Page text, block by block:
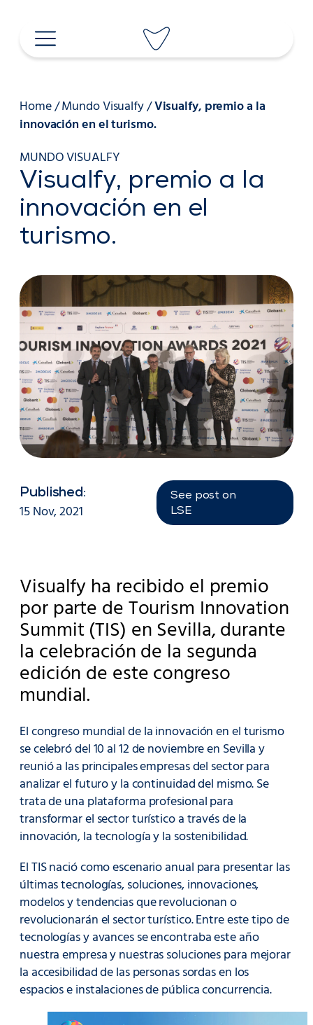
contenido
Home/Mundo Visualfy/Visualfy, premio a la
innovación en el turismo.
MUNDO VISUALFY
Visualfy, premio a la
innovación en el
turismo.
Published:
15 Nov, 2021
See post on
LSE
Visualfy ha recibido el premio
por parte de Tourism Innovation
Summit (TIS) en Sevilla, durante
la celebración de la segunda
edición de este congreso
mundial.
El congreso mundial de la innovación en el turismo
se celebró del 10 al 12 de noviembre en Sevilla y
reunió a las principales empresas del sector para
analizar el futuro y la continuidad del mismo. Se
trata de una plataforma profesional para
transformar el sector turístico a través de la
innovación, la tecnología y la sostenibilidad.
El TIS nació como escenario anual para presentar las
últimas tecnologías, soluciones, innovaciones,
modelos y tendencias que revolucionan o
revolucionarán el sector turístico. Entre este tipo de
tecnologías y avances se encontraba este año
nuestra empresa y nuestras soluciones para mejorar
la accesibilidad de las personas sordas en los
espacios e instalaciones de pública concurrencia.